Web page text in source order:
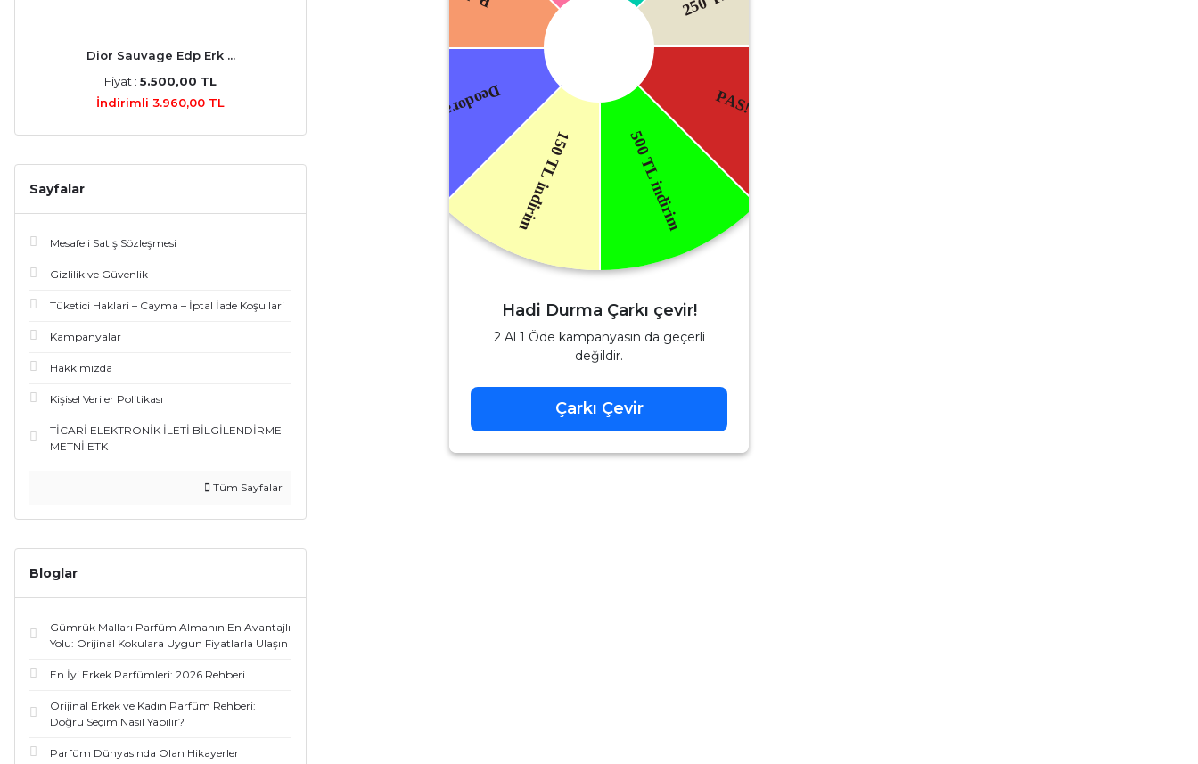
Dior Sauvage Edp Erk ...
Fiyat : 5.500,00 TL
İndirimli 3.960,00 TL
Sayfalar
Mesafeli Satış Sözleşmesi
Gizlilik ve Güvenlik
Tüketici Haklari – Cayma – İptal İade Koşullari
Kampanyalar
Hakkımızda
Kişisel Veriler Politikası
TİCARİ ELEKTRONİK İLETİ BİLGİLENDİRME
METNİ ETK
Tüm Sayfalar
Bloglar
Gümrük Malları Parfüm Almanın En Avantajlı
Yolu: Orijinal Kokulara Uygun Fiyatlarla Ulaşın
En İyi Erkek Parfümleri: 2026 Rehberi
Orijinal Erkek ve Kadın Parfüm Rehberi:
Doğru Seçim Nasıl Yapılır?
Parfüm Dünyasında Olan Hikayerler
Hadi Durma Çarkı çevir!
2 Al 1 Öde kampanyasın da geçerli
değildir.
Çarkı Çevir